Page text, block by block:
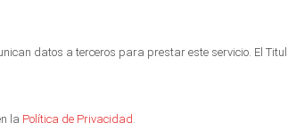
datos a terceros para prestar este servicio. El
la Política de Privacidad.